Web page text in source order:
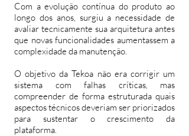
Com a evolução contínua do produto ao
longo dos anos, surgiu a necessidade de
avaliar tecnicamente sua arquitetura antes
que novas funcionalidades aumentassem a
complexidade da manutenção.
O objetivo da Tekoa não era corrigir um
sistema com falhas críticas, mas
compreender de forma estruturada quais
aspectos técnicos deveriam ser priorizados
para sustentar o crescimento da
plataforma.